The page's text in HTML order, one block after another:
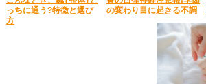
っちに通う?特徴と選び
方
の変わり目に起きる不調